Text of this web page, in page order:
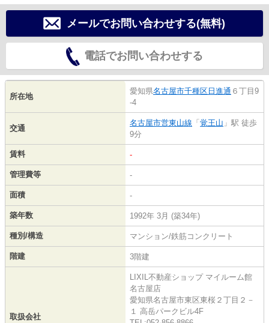
メールでお問い合わせする(無料)
電話でお問い合わせする
所在地
愛知県名古屋市千種区 日進通 ６丁目9
-4
交通
名古屋市営東山線 「 覚王山 」駅 徒歩
9分
賃料 -
管理費等 -
面積 -
築年数 1992年 3月 (築34年)
種別/構造 マンション/鉄筋コンクリート
階建 3階建
取扱会社
LIXIL不動産ショップ マイルーム館
名古屋店
愛知県名古屋市東区東桜２丁目２－
１ 高岳パークビル4F